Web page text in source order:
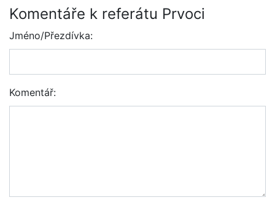
Komentáře k referátu Prvoci
Jméno/Přezdívka:
Komentář: